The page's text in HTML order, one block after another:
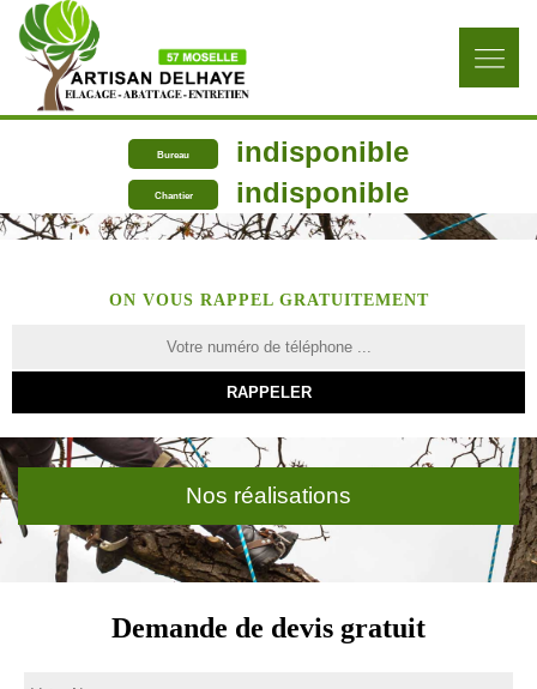
Bureau indisponible
Chantier indisponible
ON VOUS RAPPEL GRATUITEMENT
Nos réalisations
Demande de devis gratuit